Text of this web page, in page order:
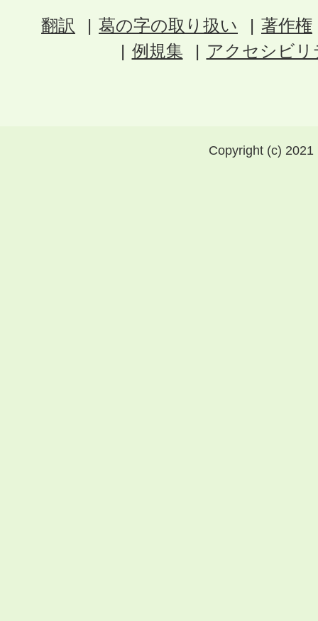
翻訳 葛の字の取り扱い
著作権
例規集
アクセシビ
Copyright (c)